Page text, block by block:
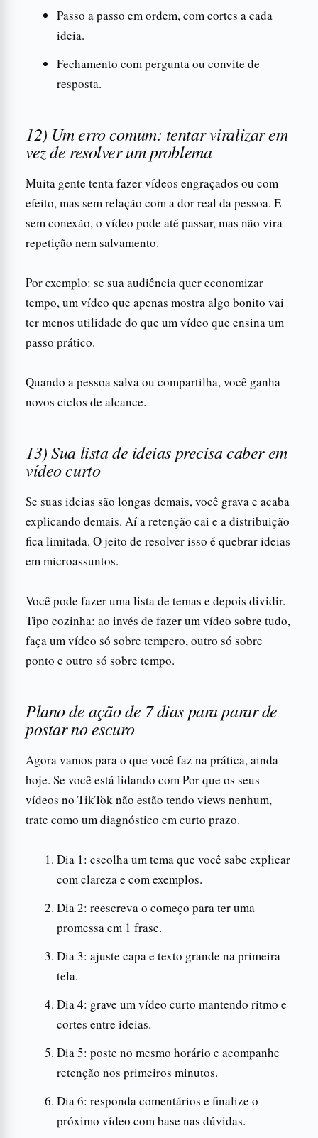
Passo a passo em ordem, com cortes a cada
ideia.
Fechamento com pergunta ou convite de
resposta.
12) Um erro comum: tentar viralizar em
vez de resolver um problema
Muita gente tenta fazer vídeos engraçados ou com
efeito, mas sem relação com a dor real da pessoa. E
sem conexão, o vídeo pode até passar, mas não vira
repetição nem salvamento.
Por exemplo: se sua audiência quer economizar
tempo, um vídeo que apenas mostra algo bonito vai
ter menos utilidade do que um vídeo que ensina um
passo prático.
Quando a pessoa salva ou compartilha, você ganha
novos ciclos de alcance.
13) Sua lista de ideias precisa caber em
vídeo curto
Se suas ideias são longas demais, você grava e acaba
explicando demais. Aí a retenção cai e a distribuição
fica limitada. O jeito de resolver isso é quebrar ideias
em microassuntos.
Você pode fazer uma lista de temas e depois dividir.
Tipo cozinha: ao invés de fazer um vídeo sobre tudo,
faça um vídeo só sobre tempero, outro só sobre
ponto e outro só sobre tempo.
Plano de ação de 7 dias para parar de
postar no escuro
Agora vamos para o que você faz na prática, ainda
hoje. Se você está lidando com Por que os seus
vídeos no TikTok não estão tendo views nenhum,
trate como um diagnóstico em curto prazo.
Dia 1: escolha um tema que você sabe explicar
com clareza e com exemplos.
Dia 2: reescreva o começo para ter uma
promessa em 1 frase.
Dia 3: ajuste capa e texto grande na primeira
tela.
Dia 4: grave um vídeo curto mantendo ritmo e
cortes entre ideias.
Dia 5: poste no mesmo horário e acompanhe
retenção nos primeiros minutos.
Dia 6: responda comentários e finalize o
próximo vídeo com base nas dúvidas.